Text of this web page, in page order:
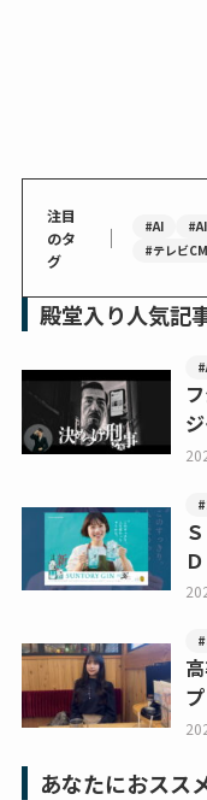
注目
のタ
グ
｜ #AI
#テレビCM
殿堂入り人気記
あなたにおスス